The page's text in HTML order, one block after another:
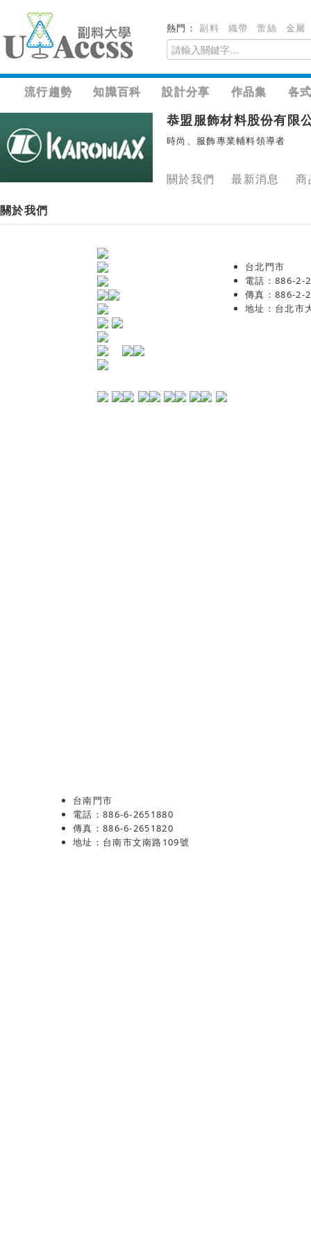
熱門：副料 織帶 蕾絲 金屬
流行趨勢 知識百科 設計分享 作品集 各
恭盟服飾材料股份有限
時尚、服飾專業輔料領導者
關於我們 最新消息 商
關於我們
台北門市
電話：886-2-
傳真：886-2-
地址：台北市
台南門市
電話：886-6-2651880
傳真：886-6-2651820
地址：台南市文南路109號